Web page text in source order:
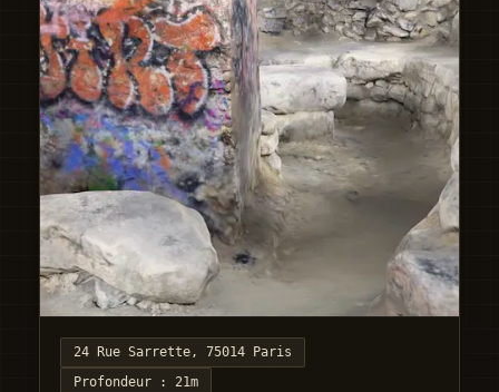
24 Rue Sarrette, 75014 Paris
Profondeur : 21m